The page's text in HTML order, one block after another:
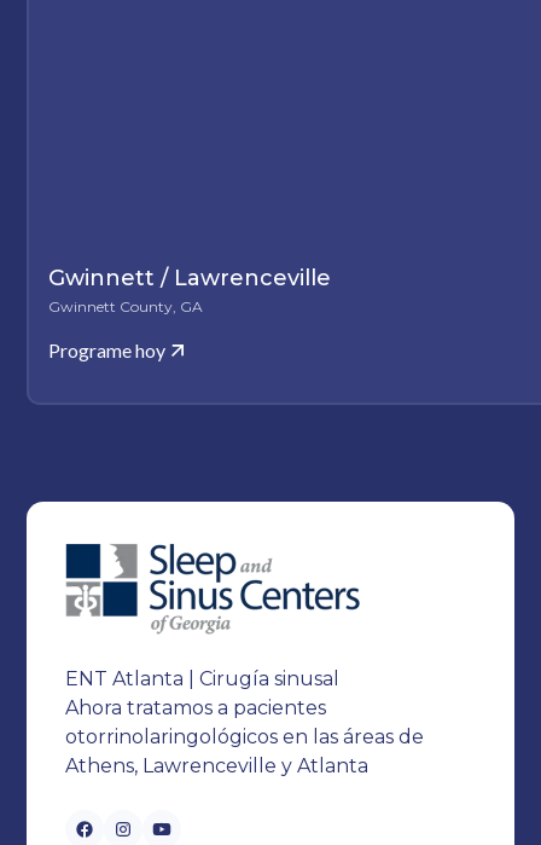
Gwinnett / Lawrenceville
Gwinnett County, GA
Programe hoy
ENT Atlanta | Cirugía sinusal
Ahora tratamos a pacientes
otorrinolaringológicos en las áreas de
Athens, Lawrenceville y Atlanta